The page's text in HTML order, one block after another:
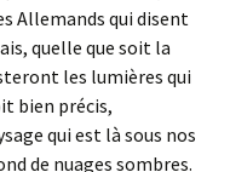
Allemands qui disent
quelle que soit la
les lumières qui
bien précis,
qui est là sous nos
de nuages sombres.